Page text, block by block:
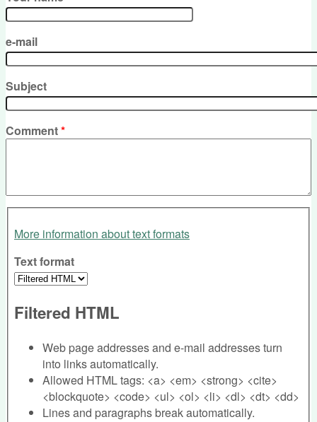
e-mail
Subject
Comment*
More information about text formats
Text format
Filtered HTML
Web page addresses and e-mail addresses turn
into links automatically.
Allowed HTML tags: <a> <em> <strong> <cite>
<blockquote> <code> <ul> <ol> <li> <dl> <dt> <dd>
Lines and paragraphs break automatically.